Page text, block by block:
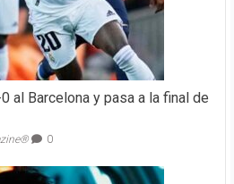
al Barcelona y pasa a la final de
0